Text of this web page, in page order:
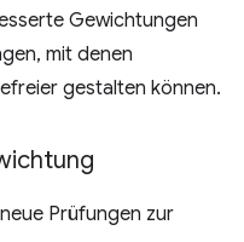
Gewichtungen
mit denen
gestalten können.
Prüfungen zur